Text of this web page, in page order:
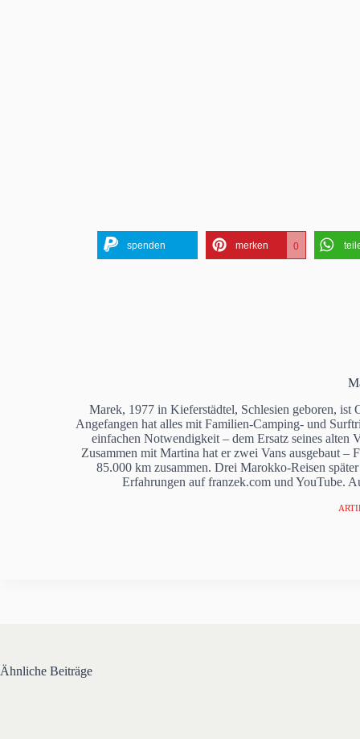
spenden merken 0
Marek, 1977 in Kieferstädtel, Schlesien geboren,
Angefangen hat alles mit Familien-Camping- und
einfachen Notwendigkeit – dem Ersatz seines
Zusammen mit Martina hat er zwei Vans ausgebaut
85.000 km zusammen. Drei Marokko-Reisen
Erfahrungen auf franzek.com und YouTube.
Ähnliche Beiträge